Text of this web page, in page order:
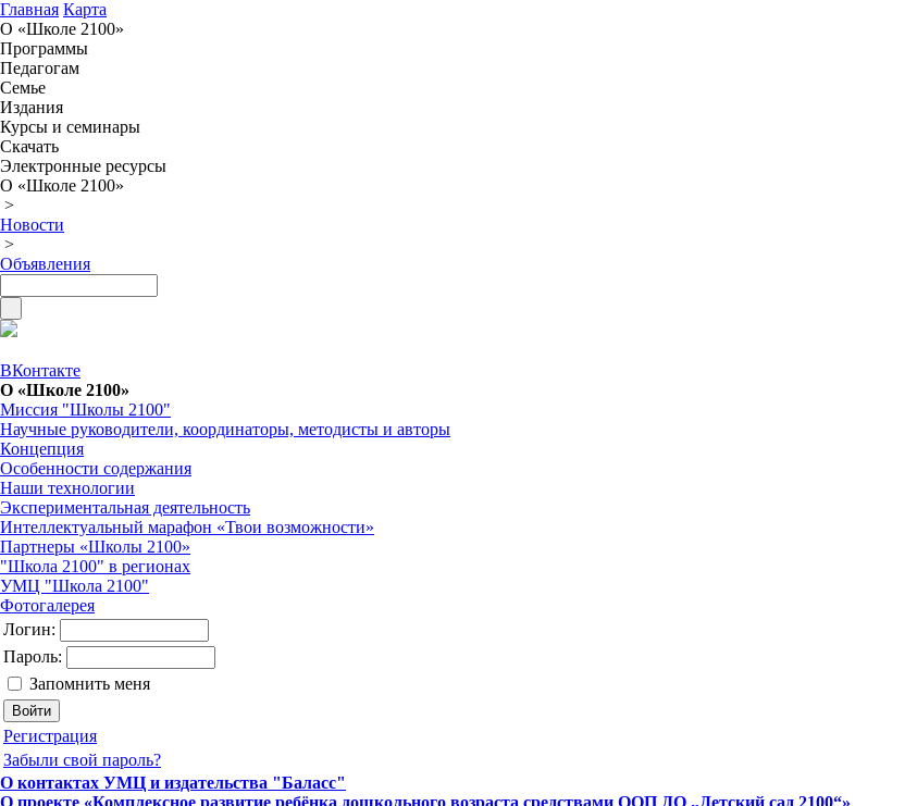
Главная Карта
О «Школе 2100»
Программы
Педагогам
Семье
Издания
Курсы и семинары
Скачать
Электронные ресурсы
О «Школе 2100»
>
Новости
>
Объявления
ВКонтакте
О «Школе 2100»
Миссия "Школы 2100"
Научные руководители, координаторы, методисты и авторы
Концепция
Особенности содержания
Наши технологии
Экспериментальная деятельность
Интеллектуальный марафон «Твои возможности»
Партнеры «Школы 2100»
"Школа 2100" в регионах
УМЦ "Школа 2100"
Фотогалерея
Логин:
Пароль:
Запомнить меня
Регистрация
Забыли свой пароль?
О контактах УМЦ и издательства "Баласс"
О проекте «Комплексное развитие ребёнка дошкольного возраста средствами ООП ДО „Детский сад 2100“»